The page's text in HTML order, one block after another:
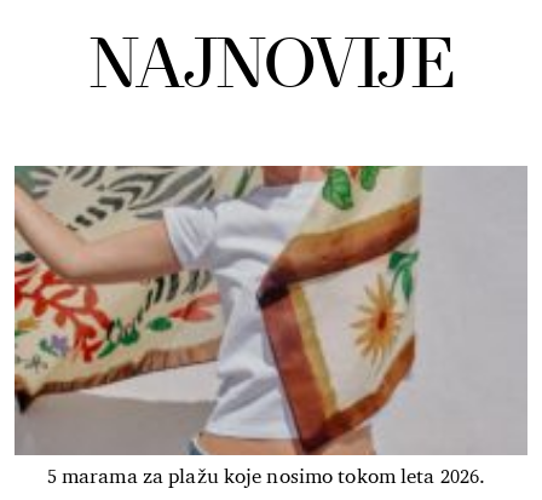
NAJNOVIJE
5 marama za plažu koje nosimo tokom leta 2026.